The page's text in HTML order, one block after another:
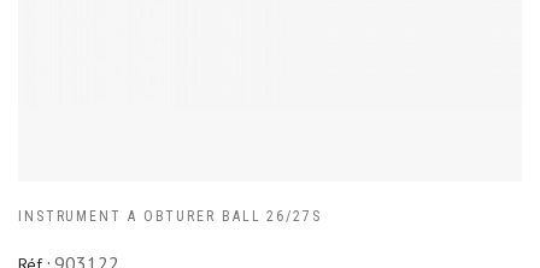
INSTRUMENT A OBTURER BALL 26/27S
903122